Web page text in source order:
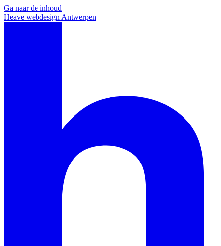
Ga naar de inhoud
Heave webdesign Antwerpen